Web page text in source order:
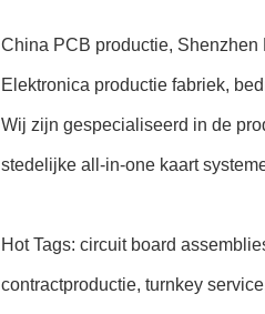
China PCB productie,
Elektronica productie fabriek,
Wij zijn gespecialiseerd in de
stedelijke all-in-one kaart
Hot Tags: circuit board
contractproductie, turnkey